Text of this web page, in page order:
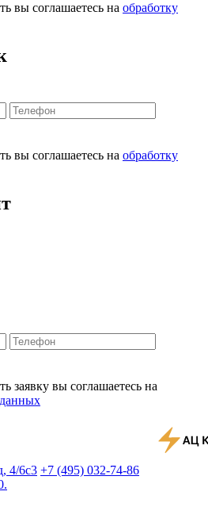
вы соглашаетесь на обработку
вы соглашаетесь на обработку
заявку вы соглашаетесь на
4/6с3 +7 (495) 032-74-86